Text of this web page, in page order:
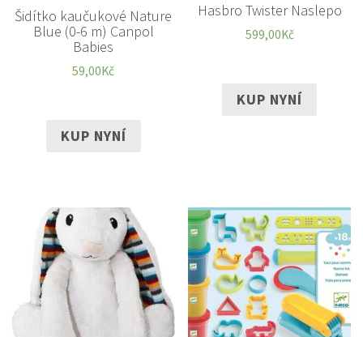
Šidítko kaučukové Nature
Blue (0-6 m) Canpol
Babies
59,00Kč
KUP NYNÍ
Hasbro Twister Naslepo
599,00Kč
KUP NYNÍ